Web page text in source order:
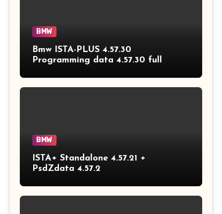
BMW
Bmw ISTA-PLUS 4.57.30
Programming data 4.57.30 full
BMW
ISTA+ Standalone 4.57.21 +
PsdZdata 4.57.2